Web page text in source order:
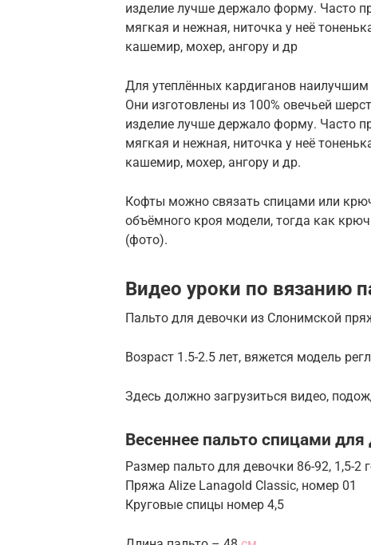
изделие лучше держало форму. Часто
мягкая и нежная, ниточка у неё
кашемир, мохер, ангору и др
Для утеплённых кардиганов
Они изготовлены из 100% овечьей
изделие лучше держало форму. Часто
мягкая и нежная, ниточка у неё
кашемир, мохер, ангору и др.
Кофты можно связать спицами или
объёмного кроя модели, тогда как
(фото).
Видео уроки по вязанию
Пальто для девочки из Слонимской
Возраст 1.5-2.5 лет, вяжется модель
Здесь должно загрузиться видео,
Весеннее пальто спицами для
Размер пальто для девочки 86-92, 1,5-2
Пряжа Alize Lanagold Classic, номер 01
Круговые спицы номер 4,5